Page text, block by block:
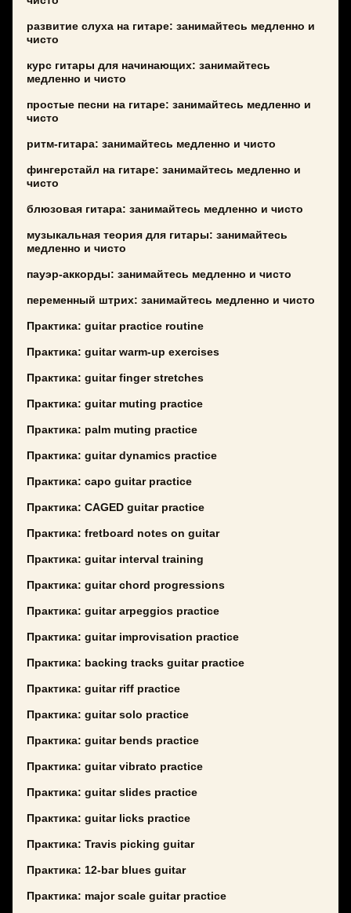
развитие слуха на гитаре: занимайтесь медленно и
чисто
курс гитары для начинающих: занимайтесь
медленно и чисто
простые песни на гитаре: занимайтесь медленно и
чисто
ритм-гитара: занимайтесь медленно и чисто
фингерстайл на гитаре: занимайтесь медленно и
чисто
блюзовая гитара: занимайтесь медленно и чисто
музыкальная теория для гитары: занимайтесь
медленно и чисто
пауэр-аккорды: занимайтесь медленно и чисто
переменный штрих: занимайтесь медленно и чисто
Практика: guitar practice routine
Практика: guitar warm-up exercises
Практика: guitar finger stretches
Практика: guitar muting practice
Практика: palm muting practice
Практика: guitar dynamics practice
Практика: capo guitar practice
Практика: CAGED guitar practice
Практика: fretboard notes on guitar
Практика: guitar interval training
Практика: guitar chord progressions
Практика: guitar arpeggios practice
Практика: guitar improvisation practice
Практика: backing tracks guitar practice
Практика: guitar riff practice
Практика: guitar solo practice
Практика: guitar bends practice
Практика: guitar vibrato practice
Практика: guitar slides practice
Практика: guitar licks practice
Практика: Travis picking guitar
Практика: 12-bar blues guitar
Практика: major scale guitar practice